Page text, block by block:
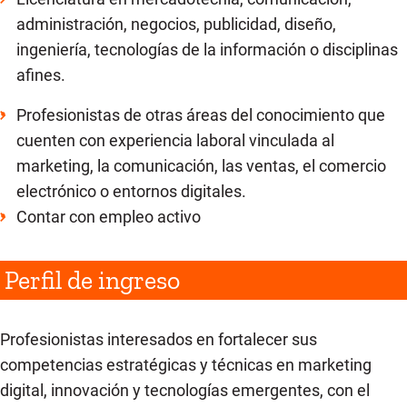
Gobierno de datos y ética en IA
Creación de imágenes y videos con IAG
Automatizaciones productivas
Revisión de proyectos
Plan estratégico anual con IA
Interfaces conversacionales
Tendencias 2025–2030
Presentación de proyecto integrador
administración, negocios, publicidad, diseño,
ingeniería, tecnologías de la información o disciplinas
afines.
Profesionistas de otras áreas del conocimiento que
cuenten con experiencia laboral vinculada al
marketing, la comunicación, las ventas, el comercio
electrónico o entornos digitales.
Contar con empleo activo
Perfil de ingreso
Profesionistas interesados en fortalecer sus
competencias estratégicas y técnicas en marketing
digital, innovación y tecnologías emergentes, con el